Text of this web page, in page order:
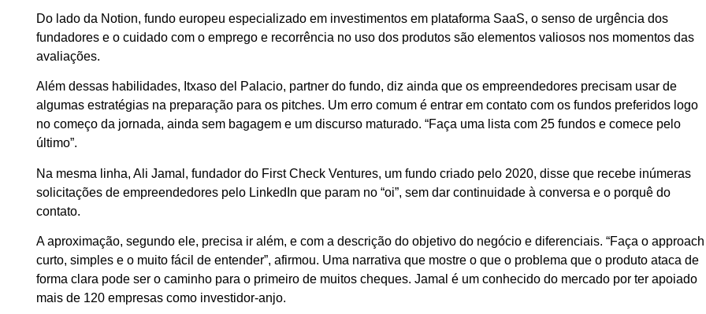
Do lado da Notion, fundo europeu especializado em investimentos em plataforma SaaS, o senso de urgência dos
fundadores e o cuidado com o emprego e recorrência no uso dos produtos são elementos valiosos nos momentos das
avaliações.
Além dessas habilidades, Itxaso del Palacio, partner do fundo, diz ainda que os empreendedores precisam usar de
algumas estratégias na preparação para os pitches. Um erro comum é entrar em contato com os fundos preferidos logo
no começo da jornada, ainda sem bagagem e um discurso maturado. “Faça uma lista com 25 fundos e comece pelo
último”.
Na mesma linha, Ali Jamal, fundador do First Check Ventures, um fundo criado pelo 2020, disse que recebe inúmeras
solicitações de empreendedores pelo LinkedIn que param no “oi”, sem dar continuidade à conversa e o porquê do
contato.
A aproximação, segundo ele, precisa ir além, e com a descrição do objetivo do negócio e diferenciais. “Faça o approach
curto, simples e o muito fácil de entender”, afirmou. Uma narrativa que mostre o que o problema que o produto ataca de
forma clara pode ser o caminho para o primeiro de muitos cheques. Jamal é um conhecido do mercado por ter apoiado
mais de 120 empresas como investidor-anjo.